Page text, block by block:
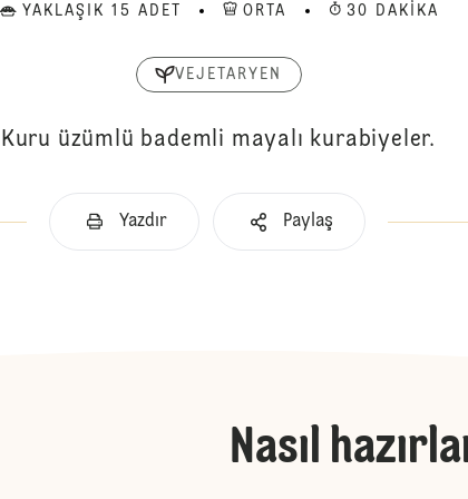
YAKLAŞIK 15 ADET ORTA 30 DAKIKA
VEJETARYEN
Kuru üzümlü bademli mayalı kurabiyeler.
Yazdır Paylaş
Nasıl